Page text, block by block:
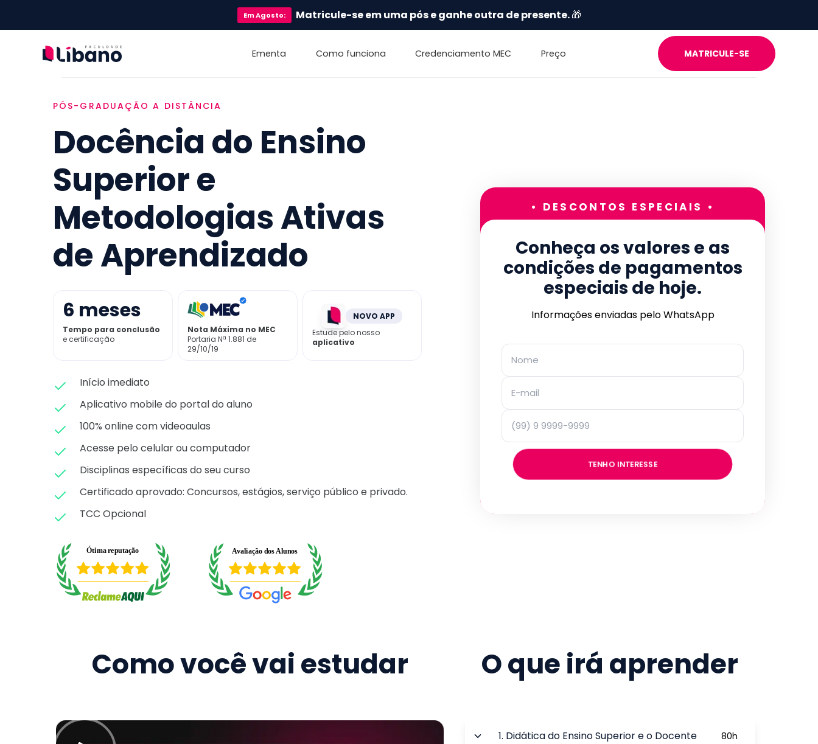
EmAgosto: Matricule-se em uma pós e ganhe outra de presente.🎁
Ementa Como funciona Credenciamento MEC Preço MATRICULE-SE
PÓS-GRADUAÇÃO A DISTÂNCIA
Docência do Ensino
Superior e
Metodologias Ativas
de Aprendizado
6 meses
Tempo para conclusão
e certificação
Nota Máxima no MEC
Portaria Nª 1.881 de
29/10/19
NOVO APP
Estude pelo nosso
aplicativo
Início imediato
Aplicativo mobile do portal do aluno
100% online com videoaulas
Acesse pelo celular ou computador
Disciplinas específicas do seu curso
Certificado aprovado: Concursos, estágios, serviço público e privado.
TCC Opcional
• DESCONTOS ESPECIAIS •
Conheça os valores e as
condições de pagamentos
especiais de hoje.
Informações enviadas pelo WhatsApp
TENHO INTERESSE
Como você vai estudar O que irá aprender
1. Didática do Ensino Superior e o Docente 80h